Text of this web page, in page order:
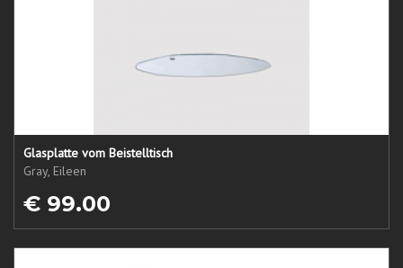
Glasplatte vom Beistelltisch
Gray, Eileen
€ 99.00